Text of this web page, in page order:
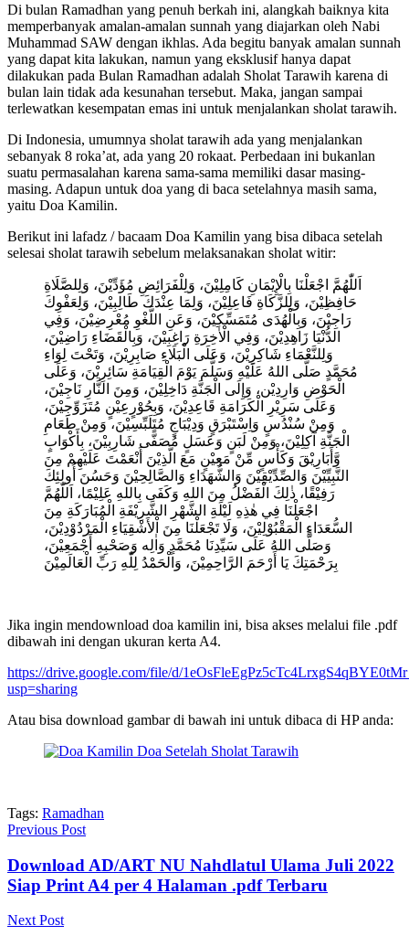
Di bulan Ramadhan yang penuh berkah ini, alangkah baiknya kita
memperbanyak amalan-amalan sunnah yang diajarkan oleh Nabi
Muhammad SAW dengan ikhlas. Ada begitu banyak amalan sunnah
yang dapat kita lakukan, namun yang eksklusif hanya dapat
dilakukan pada Bulan Ramadhan adalah Sholat Tarawih karena di
bulan lain tidak ada kesunahan tersebut. Maka, jangan sampai
terlewatkan kesempatan emas ini untuk menjalankan sholat tarawih.
Di Indonesia, umumnya sholat tarawih ada yang menjalankan
sebanyak 8 roka’at, ada yang 20 rokaat. Perbedaan ini bukanlan
suatu permasalahan karena sama-sama memiliki dasar masing-
masing. Adapun untuk doa yang di baca setelahnya masih sama,
yaitu Doa Kamilin.
Berikut ini lafadz / bacaam Doa Kamilin yang bisa dibaca setelah
selesai sholat tarawih sebelum melaksanakan sholat witir:
اَللّٰهُمَّ اجْعَلْنَا بِالْإِيْمَانِ كَامِلِيْنَ، وَلِلْفَرَائِضِ مُؤَدِّيْنَ، وَلِلصَّلَاةِ
حَافِظِيْنَ، وَلِلزَّكَاةِ فَاعِلِيْنَ، وَلِمَا عِنْدَكَ طَالِبِيْنَ، وَلِعَفْوِكَ
رَاجِيْنَ، وَبِالْهُدَى مُتَمَسِّكِيْنَ، وَعَنِ اللَّغْوِ مُعْرِضِيْنَ، وَفِي
الدُّنْيَا زَاهِدِيْنَ، وَفِي الْاٰخِرَةِ رَاغِبِيْنَ، وَبِالْقَضَاءِ رَاضِيْنَ،
وَلِلنَّعْمَاءِ شَاكِرِيْنَ، وَعَلَى الْبَلَاءِ صَابِرِيْنَ، وَتَحْتَ لِوَاءِ
مُحَمَّدٍ صَلَّى اللهُ عَلَيْهِ وَسَلَّمَ يَوْمَ الْقِيَامَةِ سَائِرِيْنَ، وَعَلَى
الْحَوْضِ وَارِدِيْن، وَإِلَى الْجَنَّةِ دَاخِلِيْنَ، وَمِنَ النَّارِ نَاجِيْنَ،
وَعَلَى سَرِيْرِ الْكَرَامَةِ قَاعِدِيْنَ، وَبِحُوْرٍعِيْنٍ مُتَزَوِّجِيْنَ،
وَمِنْ سُنْدُسٍ وَاِسْتَبْرَقٍ وَدِيْبَاجٍ مُتَلَبِّسِيْنَ، وَمِنْ طَعَامِ
الْجَنَّةِ آكِلِيْنَ، وَمِنْ لَبَنٍ وَعَسَلٍ مُصَفًّى شَارِبِيْنَ، بِأَكْوَابٍ
وَّأَبَارِيْقَ وَكَأْسٍ مِّنْ مَعِيْنٍ مَعَ الَّذِيْنَ أَنْعَمْتَ عَلَيْهِمْ مِنَ
النَّبِيِّيْنَ وَالصِّدِّيْقِيْنَ وَالشُّهَدَاءِ وَالصَّالِحِيْنَ وَحَسُنَ أُولئِكَ
رَفِيْقًا، ذٰلِكَ الْفَضْلُ مِنَ اللهِ وَكَفَى بِاللهِ عَلِيْمًا، اَللّٰهُمَّ
اجْعَلْنَا فِي هٰذِهِ لَيْلَةِ الشَّهْرِ الشَّرِيْفَةِ الْمُبَارَكَةِ مِنَ
السُّعَدَاءِ الْمَقْبُوْلِيْنَ، وَلَا تَجْعَلْنَا مِنَ اْلأَشْقِيَاءِ الْمَرْدُوْدِيْنَ،
وَصَلَّى اللهُ عَلَى سَيِّدِنَا مُحَمَّدٍ وَاٰلِه وَصَحْبِهِ أَجْمَعِيْنَ،
بِرَحْمَتِكَ يَا أَرْحَمَ الرَّاحِمِيْنَ، وَالْحَمْدُ لِلّٰهِ رَبِّ الْعَالَمِيْنَ
Jika ingin mendownload doa kamilin ini, bisa akses melalui file .pdf
dibawah ini dengan ukuran kerta A4.
https://drive.google.com/file/d/
usp=sharing
Atau bisa download gambar di bawah ini untuk dibaca di HP anda:
Tags: Ramadhan
Previous Post
Download AD/ART NU Nahdlatul Ulama Juli 2022
Siap Print A4 per 4 Halaman .pdf Terbaru
Next Post